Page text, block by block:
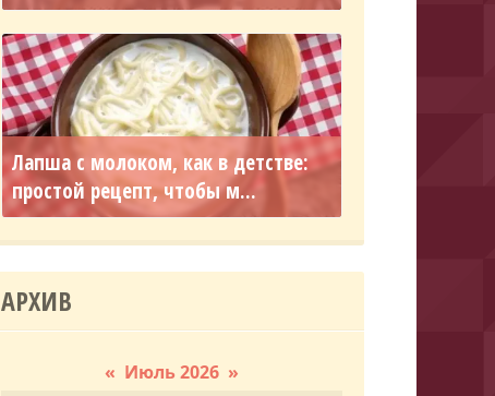
Лапша с молоком, как в детстве:
простой рецепт, чтобы м...
АРХИВ
« Июль 2026 »